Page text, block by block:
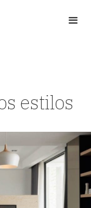
estilos